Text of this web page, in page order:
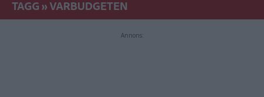
TAGG»VARBUDGETEN
Annons: